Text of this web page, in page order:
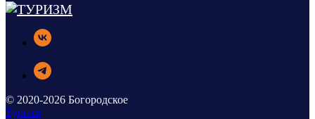
© 2020-2026 Богородское
Туризм